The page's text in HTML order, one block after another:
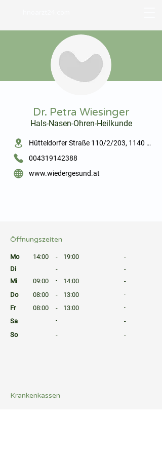
Dr. Petra Wiesinger
Hals-Nasen-Ohren-Heilkunde
Hütteldorfer Straße 110/2/203, 1140 Wien
004319142388
www.wiedergesund.at
Öffnungszeiten
Mo
14:00 - 19:00
-
Di
-
-
Mi
09:00 - 14:00
-
Do
08:00 - 13:00 -
Fr 08:00 - 13:00 -
Sa -
-
So
-
-
Krankenkassen